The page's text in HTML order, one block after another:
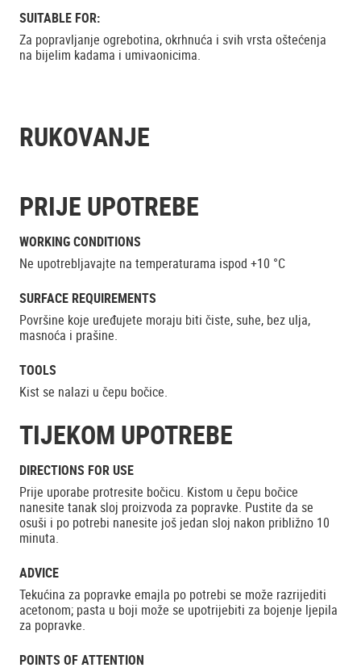
SUITABLE FOR:
Za popravljanje ogrebotina, okrhnuća i svih vrsta oštećenja
na bijelim kadama i umivaonicima.
RUKOVANJE
PRIJE UPOTREBE
WORKING CONDITIONS
Ne upotrebljavajte na temperaturama ispod +10 °C
SURFACE REQUIREMENTS
Površine koje uređujete moraju biti čiste, suhe, bez ulja,
masnoća i prašine.
TOOLS
Kist se nalazi u čepu bočice.
TIJEKOM UPOTREBE
DIRECTIONS FOR USE
Prije uporabe protresite bočicu. Kistom u čepu bočice
nanesite tanak sloj proizvoda za popravke. Pustite da se
osuši i po potrebi nanesite još jedan sloj nakon približno 10
minuta.
ADVICE
Tekućina za popravke emajla po potrebi se može razrijediti
acetonom; pasta u boji može se upotrijebiti za bojenje ljepila
za popravke.
POINTS OF ATTENTION